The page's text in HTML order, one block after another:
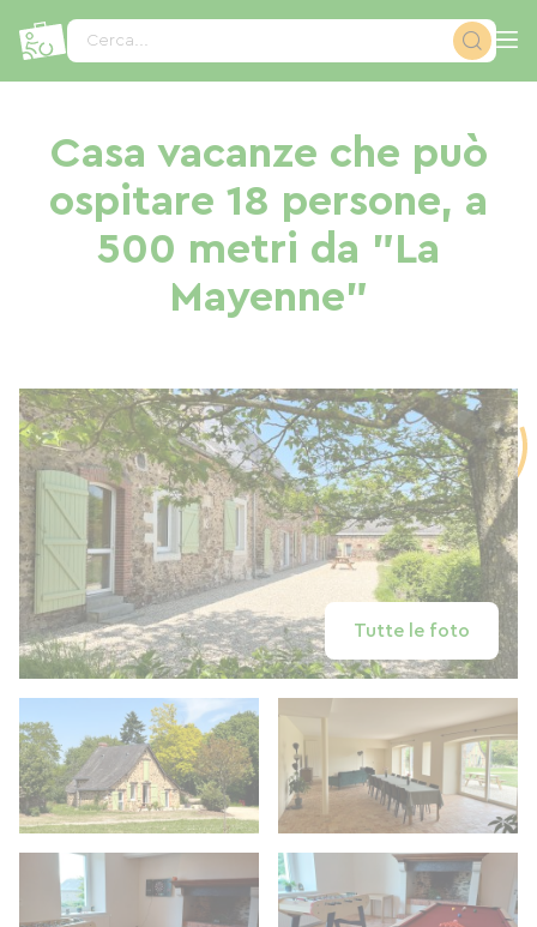
Cerca...
Casa vacanze che può
ospitare 18 persone, a
500 metri da "La
Mayenne"
Tutte le foto
Pannello di gestione dei cookies